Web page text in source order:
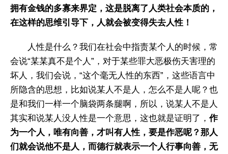
拥有金钱的多寡来界定，这是脱离了人类社会本质的，
在这样的思维引导下，人就会被变得失去人性！
人性是什么？我们在社会中指责某个人的时候，常
会说“某某真不是个人”，对于某些罪大恶极伤天害理的
坏人，我们会说，“这个毫无人性的东西”，这些语言中
所隐含的思想，比如说某人不是人，怎么不是人呢？也
是和我们一样一个脑袋两条腿啊，所以，说某人不是人
其实和说某人没人性是一个意思，这也就是证明了， 作
为一个人，唯有向善，才叫有人性，要是作恶呢？那人
们就会说他不是人，而德行就表示一个人行事向善，无